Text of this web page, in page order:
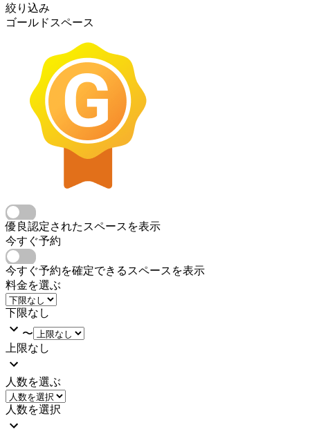
絞り込み
ゴールドスペース
優良認定されたスペースを表示
今すぐ予約
今すぐ予約を確定できるスペースを表示
料金を選ぶ
下限なし
〜
上限なし
人数を選ぶ
人数を選択